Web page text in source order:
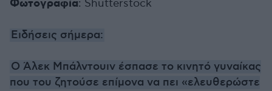
Φωτογραφία: Shutterstock
Ειδήσεις σήμερα:
Ο Άλεκ Μπάλντουιν έσπασε το κινητό γυναίκας
που του ζητούσε επίμονα να πει «ελευθερώστε